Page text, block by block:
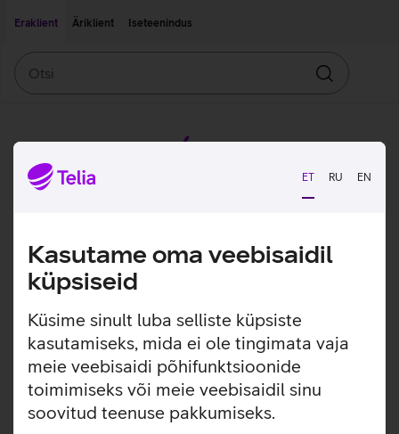
ET RU EN
Kasutame oma veebisaidil
küpsiseid
Küsime sinult luba selliste küpsiste
kasutamiseks, mida ei ole tingimata vaja
meie veebisaidi põhifunktsioonide
toimimiseks või meie veebisaidil sinu
soovitud teenuse pakkumiseks.
Eraklient
Äriklient Iseteenindus
Otsin